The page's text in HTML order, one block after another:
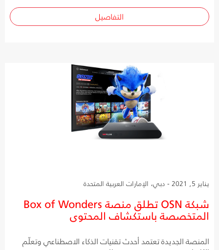
التفاصيل
يناير 5, 2021 - دبي، الإمارات العربية المتحدة
شبكة OSN تطلق منصة Box of Wonders
المتخصصة باستكشاف المحتوى
المنصة الجديدة تعتمد أحدث تقنيات الذكاء الاصطناعي وتعلّم